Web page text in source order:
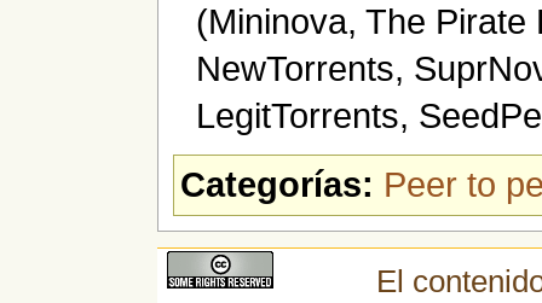
(Mininova, The
NewTorrents,
LegitTorrents,
Categorías: Peer to
El